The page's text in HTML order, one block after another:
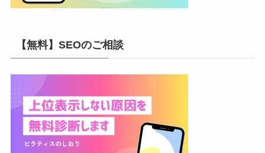
【無料】SEOのご相談